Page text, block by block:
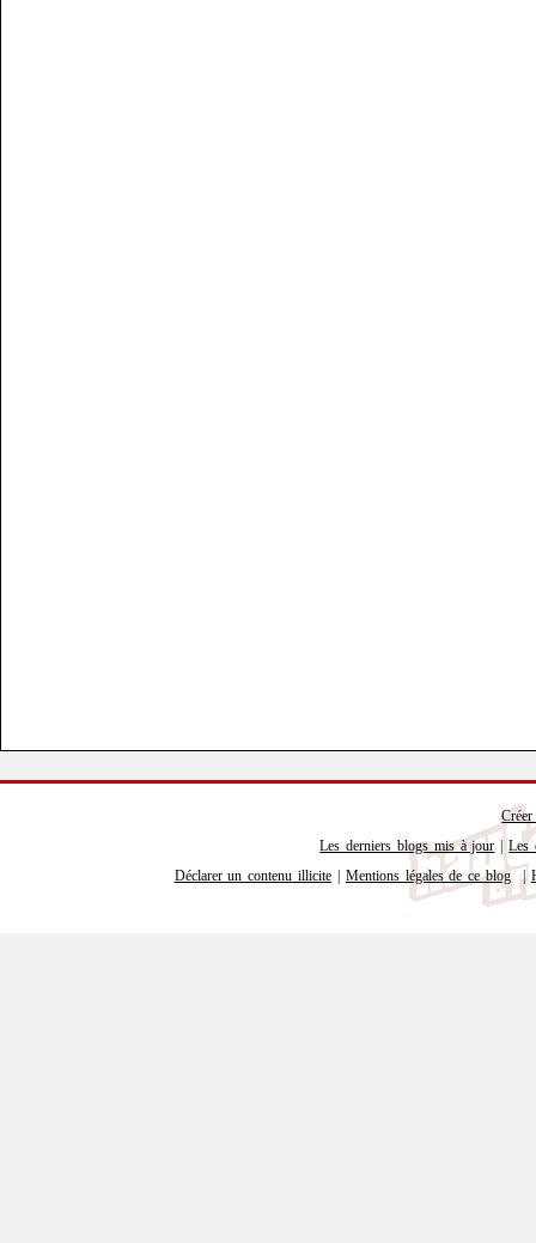
Les derniers blogs mis à jour |Les
Déclarer un contenu illicite
Mentions légales de ce blog |